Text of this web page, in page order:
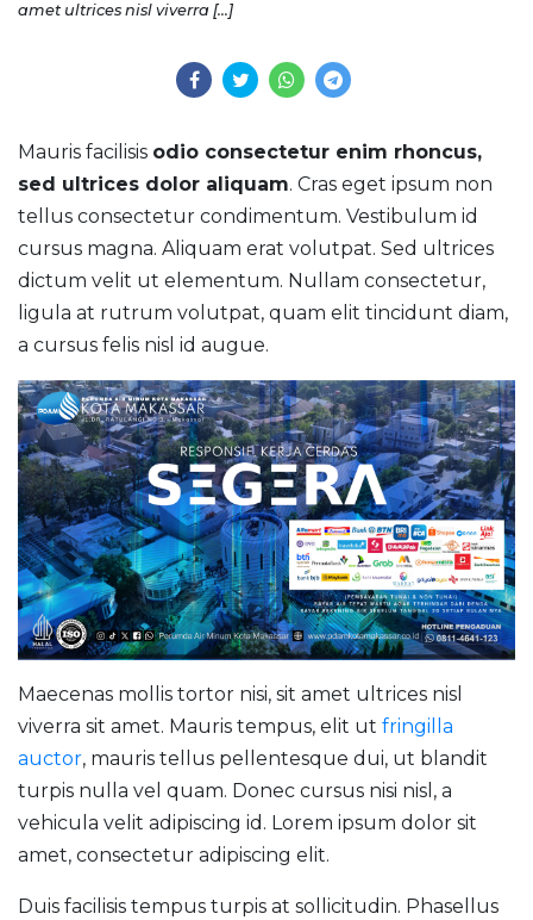
amet ultrices nisl viverra […]
Mauris facilisis odio consectetur enim rhoncus,
sed ultrices dolor aliquam. Cras eget ipsum non
tellus consectetur condimentum. Vestibulum id
cursus magna. Aliquam erat volutpat. Sed ultrices
dictum velit ut elementum. Nullam consectetur,
ligula at rutrum volutpat, quam elit tincidunt diam,
a cursus felis nisl id augue.
Maecenas mollis tortor nisi, sit amet ultrices nisl
viverra sit amet. Mauris tempus, elit ut fringilla
auctor, mauris tellus pellentesque dui, ut blandit
turpis nulla vel quam. Donec cursus nisi nisl, a
vehicula velit adipiscing id. Lorem ipsum dolor sit
amet, consectetur adipiscing elit.
Duis facilisis tempus turpis at sollicitudin. Phasellus